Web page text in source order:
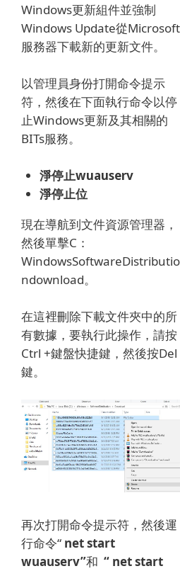
Windows更新組件並強制
Windows Update從Microsoft
服務器下載新的更新文件。
以管理員身份打開命令提示
符，然後在下面執行命令以停
止Windows更新及其相關的
BITs服務。
淨停止wuauserv
淨停止位
現在導航到文件資源管理器，
然後單擊C：
WindowsSoftwareDistributio
ndownload。
在這裡刪除下載文件夾中的所
有數據，要執行此操作，請按
Ctrl +鍵盤快捷鍵，然後按Del
鍵。
再次打開命令提示符，然後運
行命令“ net start
wuauserv”和 “ net start